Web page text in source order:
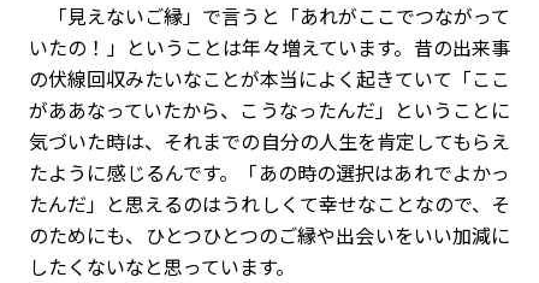
「見えないご縁」で言うと「あれがここでつながって
いたの！」ということは年々増えています。昔の出来事
の伏線回収みたいなことが本当によく起きていて「ここ
がああなっていたから、こうなったんだ」ということに
気づいた時は、それまでの自分の人生を肯定してもらえ
たように感じるんです。「あの時の選択はあれでよかっ
たんだ」と思えるのはうれしくて幸せなことなので、そ
のためにも、ひとつひとつのご縁や出会いをいい加減に
したくないなと思っています。